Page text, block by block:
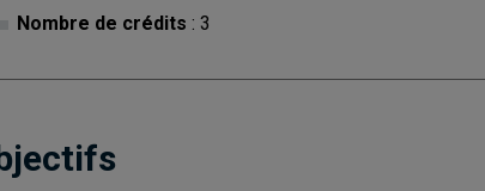
Nombre de crédits : 3